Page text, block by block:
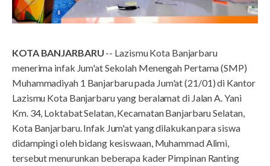
KOTA BANJARBARU -- Lazismu Kota Banjarbaru
menerima infak Jum'at Sekolah Menengah Pertama (SMP)
Muhammadiyah 1 Banjarbaru pada Jum'at (21/01) di Kantor
Lazismu Kota Banjarbaru yang beralamat di Jalan A. Yani
Km. 34, Loktabat Selatan, Kecamatan Banjarbaru Selatan,
Kota Banjarbaru. Infak Jum'at yang dilakukan para siswa
didampingi oleh bidang kesiswaan, Muhammad Alimi,
tersebut menurunkan beberapa kader Pimpinan Ranting